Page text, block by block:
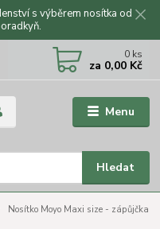
s výběrem nosítka od
Menu
Hledat
0 ks
za 0,00 Kč
Nosítko Moyo Maxi size - zápůjčka